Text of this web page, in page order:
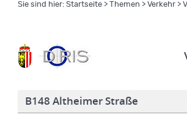
Sie sind hier: Startseite> Themen > Verkehr>
B148 Altheimer Straße